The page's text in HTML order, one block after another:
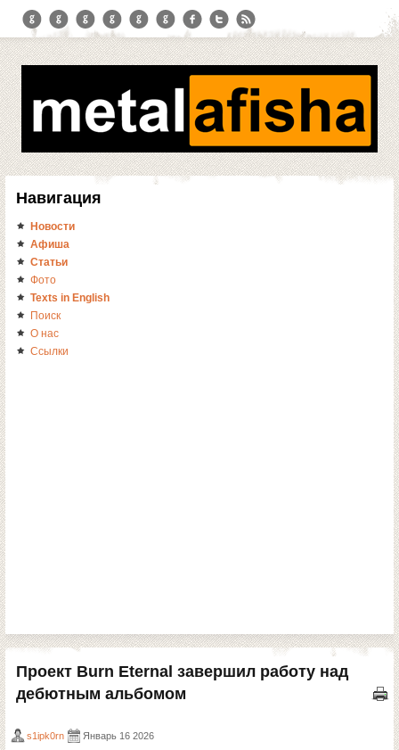
Навигация
Новости
Афиша
Статьи
Фото
Texts in English
Поиск
О нас
Ссылки
Проект Burn Eternal завершил работу над
дебютным альбомом
s1ipk0rn Январь 16 2026